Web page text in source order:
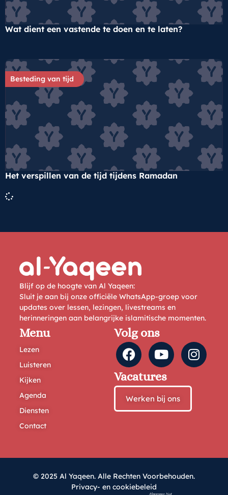
Wat dient een vastende te doen en te laten?
Besteding van tijd
Het verspillen van de tijd tijdens Ramadan
Blijf op de hoogte van Al Yaqeen:
Sluit je aan bij onze officiële WhatsApp-groep voor
updates over lessen, lezingen, livestreams en
herinneringen aan belangrijke islamitische momenten.
Menu
Lezen
Luisteren
Kijken
Agenda
Diensten
Contact
Volg ons
Vacatures
Werken bij ons
© 2025 Al Yaqeen. Alle Rechten Voorbehouden.
Privacy- en cookiebeleid